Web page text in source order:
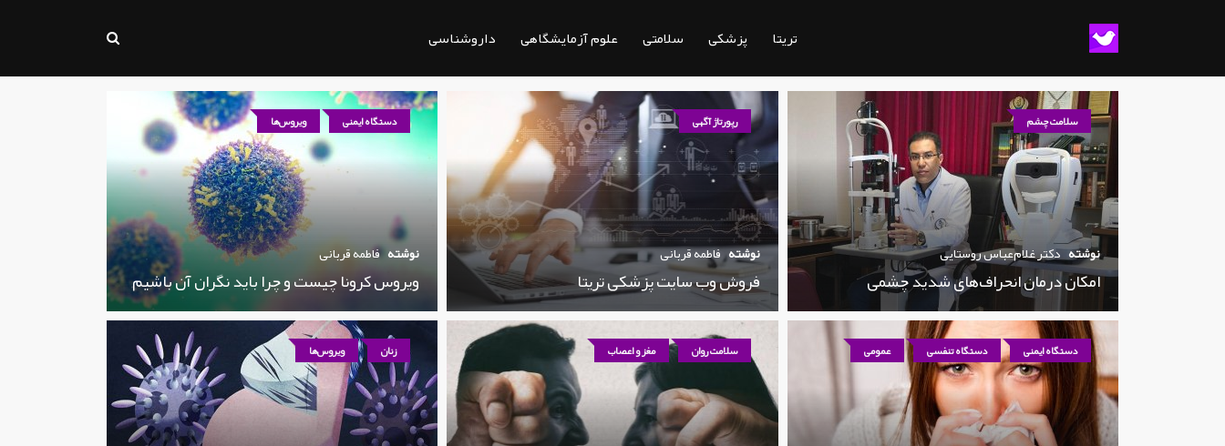
تریتا پزشکی سلامتی علوم آزمایشگاهی داروشناسی
سلامت چشم
نوشته دکتر غلام‌عباس روستایی
امکان درمان انحراف‌های شدید چشمی
رپورتاژ آگهی
نوشته فاطمه قربانی
فروش وب سایت پزشکی تریتا
دستگاه ایمنی ویروس‌ها
نوشته فاطمه قربانی
ویروس کرونا چیست و چرا باید نگران آن باشیم
دستگاه ایمنی دستگاه تنفسی عمومی سلامت روان مغز و اعصاب زنان ویروس‌ها